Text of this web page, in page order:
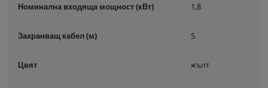
Номинална входяща мощност (кВт) 1,8
Захранващ кабел (м) 5
Цвят жълт